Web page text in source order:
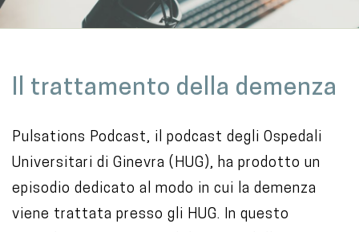
principale
a
n
c
o
n
Il trattamento della demenza
Pulsations Podcast, il podcast degli Ospedali
Universitari di Ginevra (HUG), ha prodotto un
episodio dedicato al modo in cui la demenza
viene trattata presso gli HUG. In questo